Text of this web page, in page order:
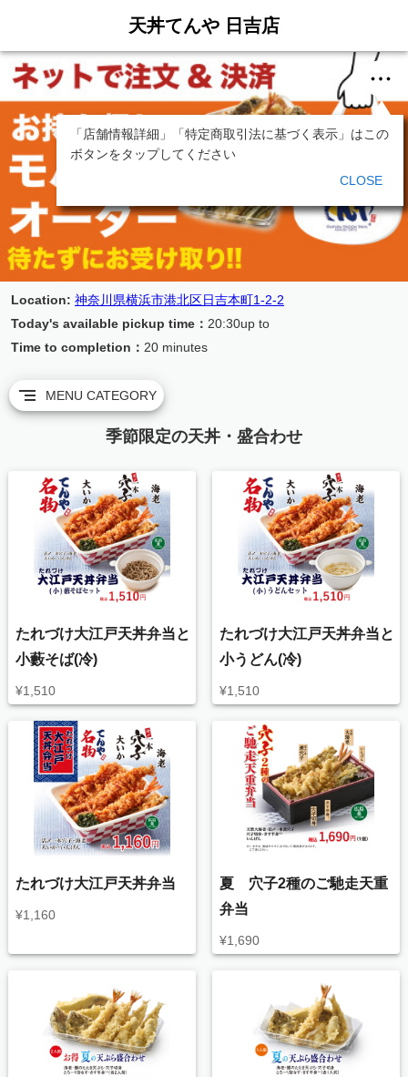
天丼てんや 日吉店
「店舗情報詳細」「特定商取引法に基づく表示」はこの
ボタンをタップしてください
CLOSE
Location: 神奈川県横浜市港北区日吉本町1-2-2
Today's available pickup time ： 20:30up to
Time to completion ： 20 minutes
MENU CATEGORY
季節限定の天丼・盛合わせ
たれづけ大江戸天丼弁当と
小藪そば(冷)
¥1,510
たれづけ大江戸天丼弁当と
小うどん(冷)
¥1,510
たれづけ大江戸天丼弁当
¥1,160
夏 穴子2種のご馳走天重
弁当
¥1,690